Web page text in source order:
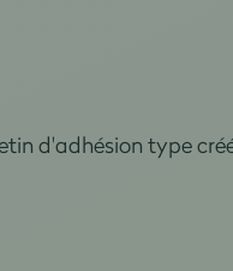
d'adhésion type